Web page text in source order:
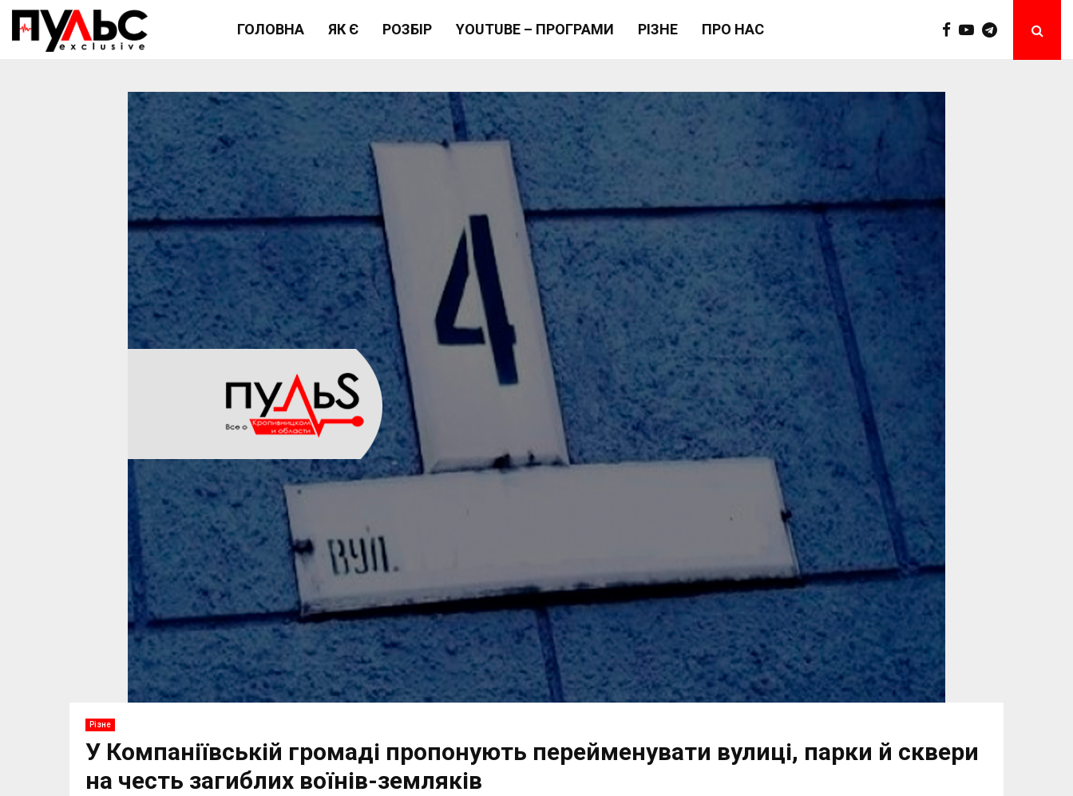
ГОЛОВНА ЯК Є РОЗБІР YOUTUBE – ПРОГРАМИ РІЗНЕ ПРО НАС
Різне
У Компаніївській громаді пропонують перейменувати вулиці, парки й сквери
на честь загиблих воїнів-земляків